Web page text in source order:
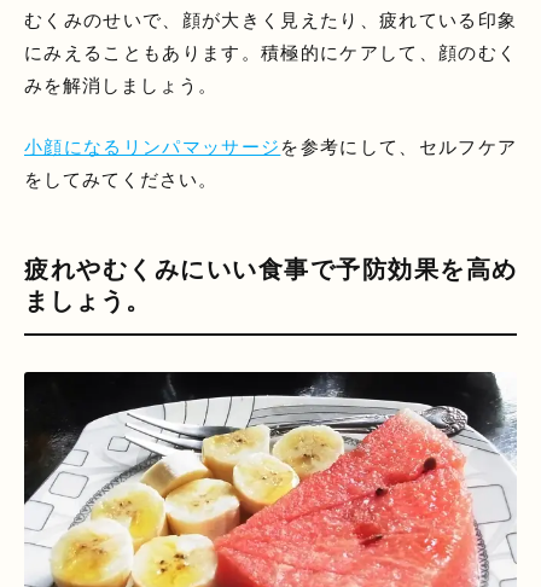
むくみのせいで、顔が大きく見えたり、疲れている印象
にみえることもあります。積極的にケアして、顔のむく
みを解消しましょう。
小顔になるリンパマッサージ を参考にして、セルフケア
をしてみてください。
疲れやむくみにいい食事で予防効果を高め
ましょう。